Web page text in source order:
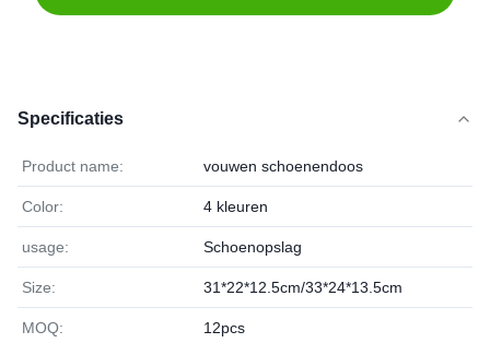
Specificaties
Product name: vouwen schoenendoos
Color: 4 kleuren
usage: Schoenopslag
Size: 31*22*12.5cm/33*24*13.5cm
MOQ: 12pcs